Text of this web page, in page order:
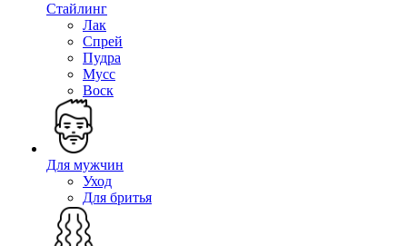
Стайлинг
Лак
Спрей
Пудра
Мусс
Воск
Для мужчин
Уход
Для бритья